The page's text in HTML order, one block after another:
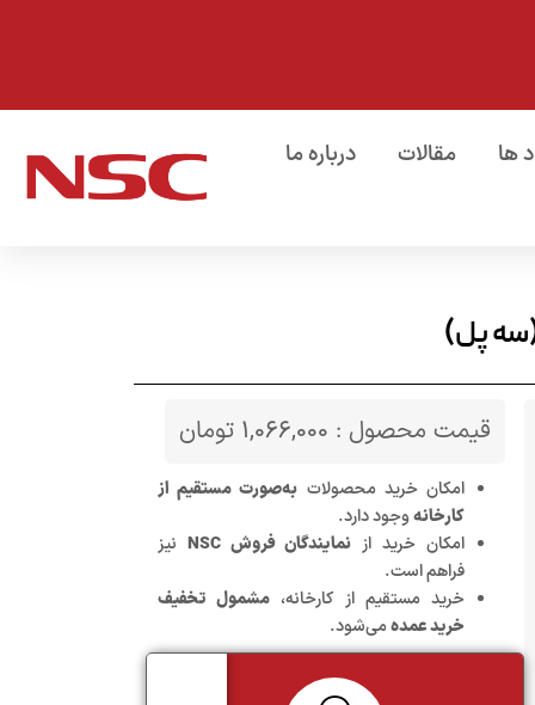
ها مقالات درباره ما
قیمت محصول : 1,066,000 تومان
امکان خرید محصولات به‌صورت مستقیم از
کارخانهوجود دارد.
امکان خرید از نمایندگان فروش NSC
نیز
فراهم است.
خرید مستقیم از کارخانه، مشمول تخفیف
خرید عمدهمی‌شود.